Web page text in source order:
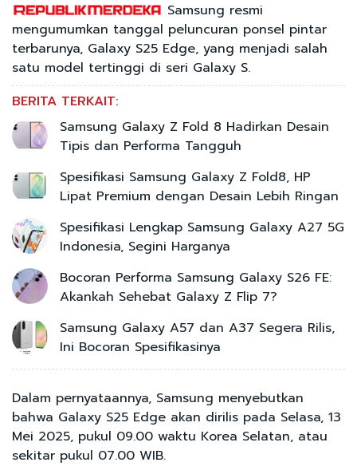
Samsung resmi
mengumumkan tanggal peluncuran ponsel pintar
terbarunya, Galaxy S25 Edge, yang menjadi salah
satu model tertinggi di seri Galaxy S.
BERITA TERKAIT:
Samsung Galaxy Z Fold 8 Hadirkan Desain
Tipis dan Performa Tangguh
Spesifikasi Samsung Galaxy Z Fold8, HP
Lipat Premium dengan Desain Lebih Ringan
Spesifikasi Lengkap Samsung Galaxy A27 5G
Indonesia, Segini Harganya
Bocoran Performa Samsung Galaxy S26 FE:
Akankah Sehebat Galaxy Z Flip 7?
Samsung Galaxy A57 dan A37 Segera Rilis,
Ini Bocoran Spesifikasinya
Dalam pernyataannya, Samsung menyebutkan
bahwa Galaxy S25 Edge akan dirilis pada Selasa, 13
Mei 2025, pukul 09.00 waktu Korea Selatan, atau
sekitar pukul 07.00 WIB.